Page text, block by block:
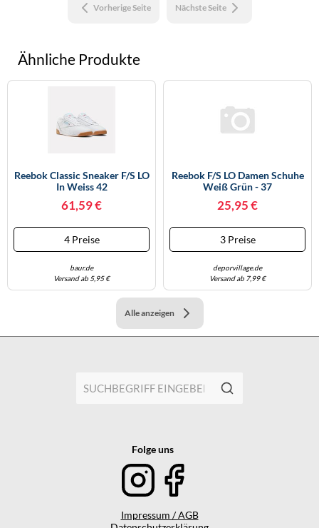
Vorherige Seite Nächste Seite
Ähnliche Produkte
Reebok Classic Sneaker F/S LO
In Weiss 42
61,59 €
4 Preise
baur.de
Versand ab 5,95 €
Reebok F/S LO Damen Schuhe
Weiß Grün - 37
25,95 €
3 Preise
deporvillage.de
Versand ab 7,99 €
Alle anzeigen
Folge uns
Impressum / AGB